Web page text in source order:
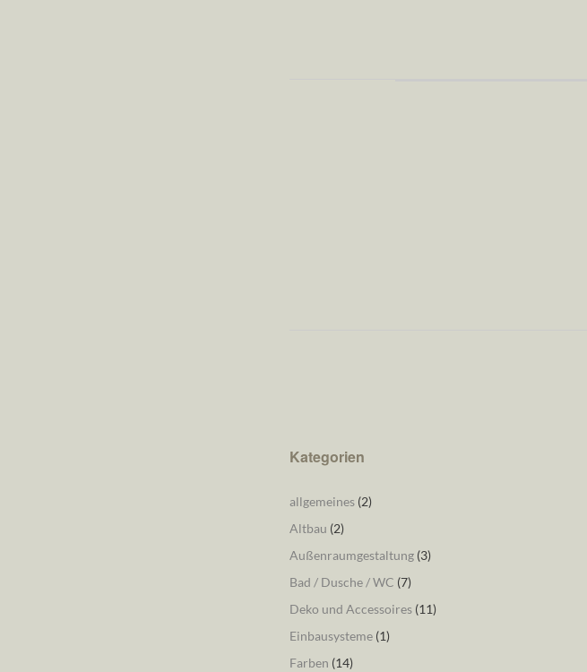
Kategorien
allgemeines(2)
Altbau (2)
Außenraumgestaltung(3)
Bad / Dusche / WC (7)
Deko und Accessoires(11)
Einbausysteme(1)
Farben (14)